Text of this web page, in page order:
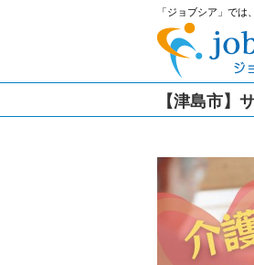
「ジョブシア」では
【津島市】